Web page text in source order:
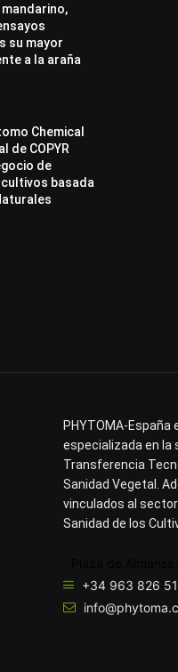
su mayor
a la araña
Chemical
de COPYR
de
basada
PHYTOMA-
especializada en la
Transferencia
Sanidad Vegetal.
vinculados al
Sanidad de los
+34 963 826